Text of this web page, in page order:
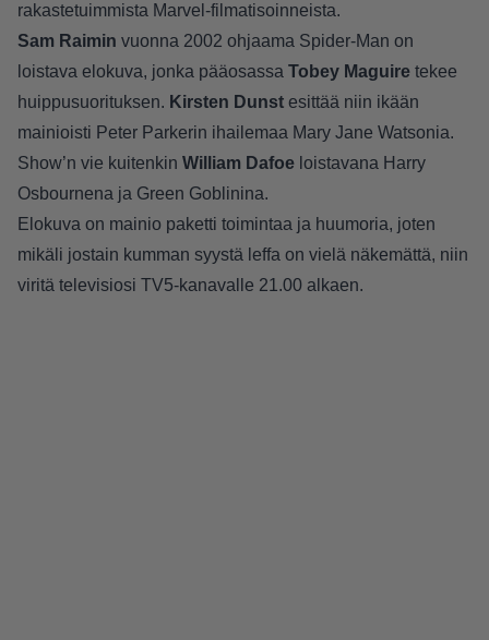
rakastetuimmista Marvel-filmatisoinneista.
Sam Raimin vuonna 2002 ohjaama Spider-Man on
loistava elokuva, jonka pääosassa Tobey Maguire tekee
huippusuorituksen. Kirsten Dunst esittää niin ikään
mainioisti Peter Parkerin ihailemaa Mary Jane Watsonia.
Show’n vie kuitenkin William Dafoe loistavana Harry
Osbournena ja Green Goblinina.
Elokuva on mainio paketti toimintaa ja huumoria, joten
mikäli jostain kumman syystä leffa on vielä näkemättä, niin
viritä televisiosi TV5-kanavalle 21.00 alkaen.